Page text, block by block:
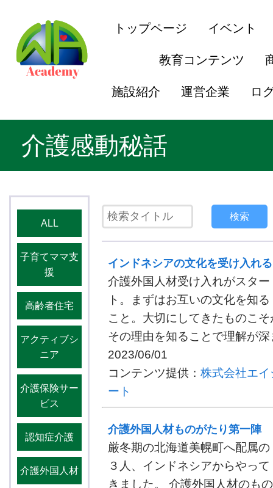
トップページ イベント
教育コンテンツ
施設紹介 運営企業 ロ
介護感動秘話
ALL
子育てママ支
援
高齢者住宅
アクティブシ
ニア
介護保険サー
ビス
認知症介護
介護外国人材
検索
インドネシアの文化を受け入れる
介護外国人材受け入れがスター
ト。まずはお互いの文化を知る
こと。大切にしてきたものこ
その理由を知ることで理解が
2023/06/01
コンテンツ提供：株式会社エ
ート
介護外国人材ものがたり第一陣
厳冬期の北海道美幌町へ配属の
３人、インドネシアからやって
きました。 介護外国人材のも